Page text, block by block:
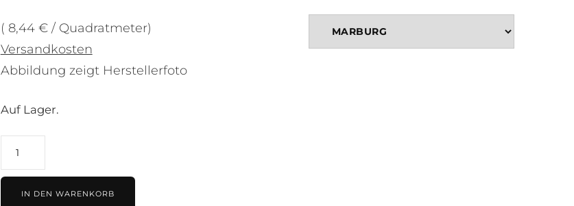
( 8,44 € / Quadratmeter)
Versandkosten
Abbildung zeigt Herstellerfoto
Auf Lager.
Tapete
greige,
Kollektion
IN DEN WARENKORB